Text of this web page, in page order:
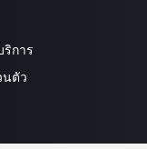
การ
นตัว